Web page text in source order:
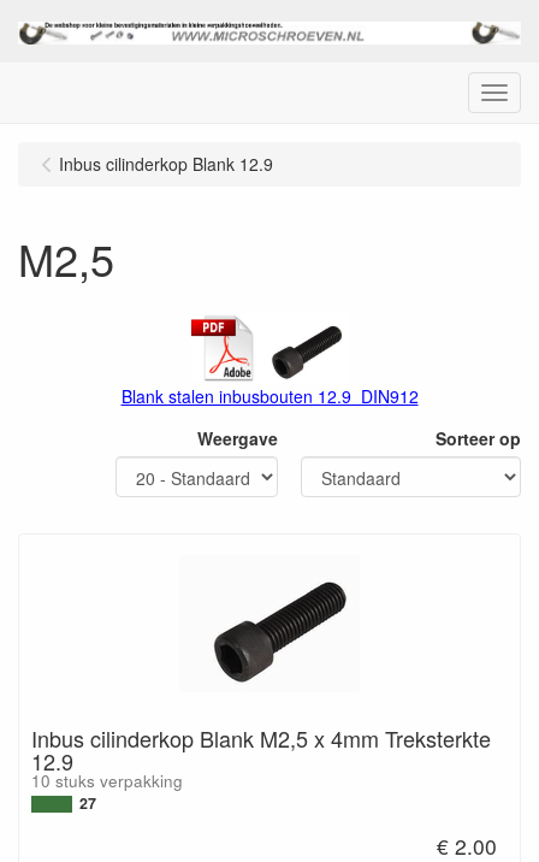
Menu
Inbus cilinderkop Blank 12.9
M2,5
Blank stalen inbusbouten 12.9 DIN912
Weergave
Sorteer op
Inbus cilinderkop Blank M2,5 x 4mm Treksterkte
12.9
10 stuks verpakking
27
€ 2.00